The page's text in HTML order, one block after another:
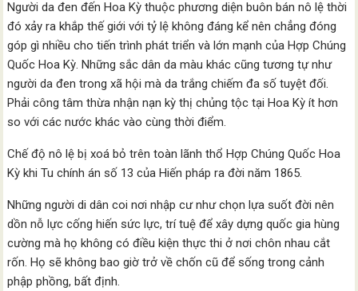
Người da đen đến Hoa Kỳ thuộc phương diện buôn bán nô lệ thời
đó xảy ra khắp thế giới với tỷ lệ không đáng kể nên chẳng đóng
góp gì nhiều cho tiến trình phát triển và lớn mạnh của Hợp Chúng
Quốc Hoa Kỳ. Những sắc dân da màu khác cũng tương tự như
người da đen trong xã hội mà da trắng chiếm đa số tuyệt đối.
Phải công tâm thừa nhận nạn kỳ thị chủng tộc tại Hoa Kỳ ít hơn
so với các nước khác vào cùng thời điểm.
Chế độ nô lệ bị xoá bỏ trên toàn lãnh thổ Hợp Chúng Quốc Hoa
Kỳ khi Tu chính án số 13 của Hiến pháp ra đời năm 1865.
Những người di dân coi nơi nhập cư như chọn lựa suốt đời nên
dồn nỗ lực cống hiến sức lực, trí tuệ để xây dựng quốc gia hùng
cường mà họ không có điều kiện thực thi ở nơi chôn nhau cắt
rốn. Họ sẽ không bao giờ trở về chốn cũ để sống trong cảnh
phập phồng, bất định.